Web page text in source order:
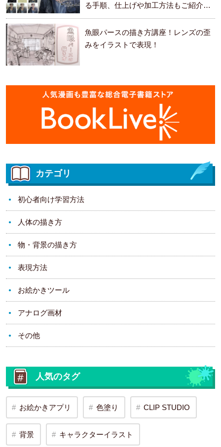
る手順、仕上げや加工方法もご紹介し
ます。
魚眼パースの描き方講座！レンズの歪
みをイラストで表現！
カテゴリ
初心者向け学習方法
人体の描き方
物・背景の描き方
表現方法
お絵かきツール
アナログ画材
その他
人気のタグ
お絵かきアプリ 色塗り CLIP STUDIO
背景 キャラクターイラスト